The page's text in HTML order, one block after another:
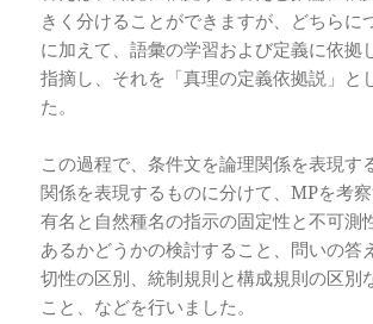
きく分けることができますが、どちらに
に加えて、語彙の学習および定義に依拠
指摘し、それを「真理の定義依拠説」と
た。
この過程で、条件文を論理関係を表現す
関係を表現するものに分けて、MPを考
有名と自然種名の指示の固定性と不可測
あるかどうかの検討すること、問いの答
切性の区別、統制規則と構成規則の区別
こと、などを行いました。